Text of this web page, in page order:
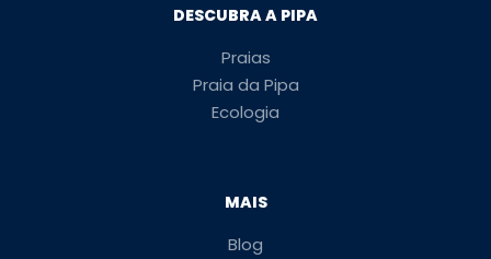
DESCUBRA A PIPA
Praias
Praia da Pipa
Ecologia
MAIS
Blog